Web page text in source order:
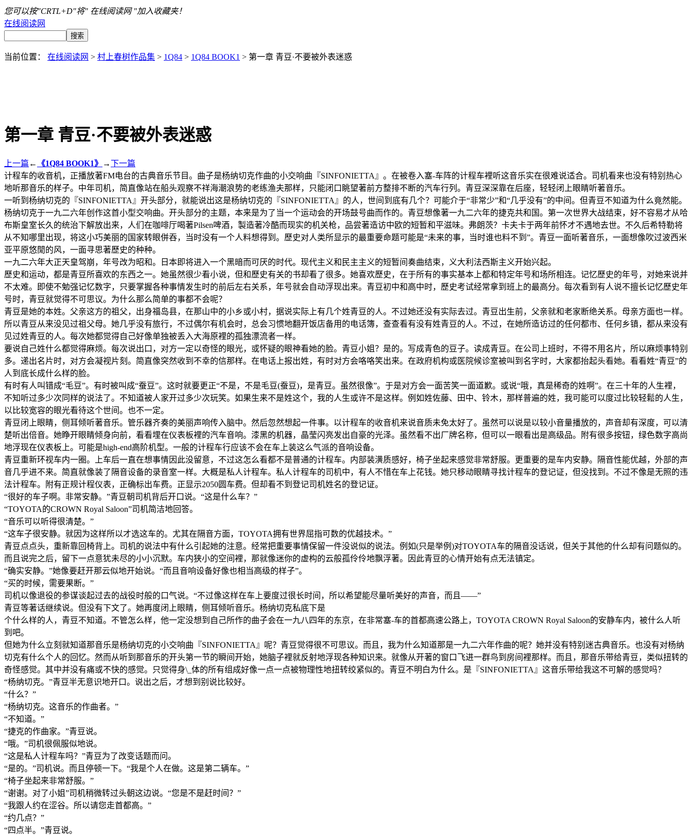
您可以按"CRTL+D"将" 在线阅读网 "加入收藏夹！
在线阅读网
当前位置： 在线阅读网 > 村上春树作品集 > 1Q84 > 1Q84 BOOK1 > 第一章 青豆·不要被外表迷惑
第一章 青豆·不要被外表迷惑
上一篇 ← 《1Q84 BOOK1》 →下一篇
计程车的收音机，正播放著FM电台的古典音乐节目。曲子是杨纳切克作曲的小交响曲『SINFONIETTA』。在被卷入塞-车阵的计程车裡听这音乐实在很难说适合。司机看来也没有特别热心
地听那音乐的样子。中年司机，简直像站在船头观察不祥海潮浪势的老练渔夫那样，只能闭口眺望著前方整排不断的汽车行列。青豆深深靠在后座，轻轻闭上眼睛听著音乐。
一听到杨纳切克的『SINFONIETTA』开头部分，就能说出这是杨纳切克的『SINFONIETTA』的人，世间到底有几个？可能介于“非常少”和“几乎没有”的中间。但青豆不知道为什么竟然能。
杨纳切克于一九二六年创作这首小型交响曲。开头部分的主题，本来是为了当一个运动会的开场鼓号曲而作的。青豆想像著一九二六年的捷克共和国。第一次世界大战结束，好不容易才从哈
布斯皇室长久的统治下解放出来，人们在咖啡厅喝著Pilsen啤酒，製造著冷酷而现实的机关枪，品尝著造访中欧的短暂和平滋味。弗朗茨？卡夫卡于两年前怀才不遇地去世。不久后希特勒将
从不知哪里出现，将这小巧美丽的国家转眼併吞，当时没有一个人料想得到。歷史对人类所显示的最重要命题可能是“未来的事，当时谁也料不到”。青豆一面听著音乐，一面想像吹过波西米
亚平原悠閒的风，一面寻思著歷史的种种。
一九二六年大正天皇驾崩，年号改为昭和。日本即将进入一个黑暗而可厌的时代。现代主义和民主主义的短暂间奏曲结束，义大利法西斯主义开始兴起。
歷史和运动，都是青豆所喜欢的东西之一。她虽然很少看小说，但和歷史有关的书却看了很多。她喜欢歷史，在于所有的事实基本上都和特定年号和场所相连。记忆歷史的年号，对她来说并
不太难。即使不勉强记忆数字，只要掌握各种事情发生时的前后左右关系，年号就会自动浮现出来。青豆初中和高中时，歷史考试经常拿到班上的最高分。每次看到有人说不擅长记忆歷史年
号时，青豆就觉得不可思议。为什么那么简单的事都不会呢？
青豆是她的本姓。父亲这方的祖父，出身福岛县，在那山中的小乡或小村，据说实际上有几个姓青豆的人。不过她还没有实际去过。青豆出生前，父亲就和老家断绝关系。母亲方面也一样。
所以青豆从来没见过祖父母。她几乎没有旅行，不过偶尔有机会时，总会习惯地翻开饭店备用的电话簿，查查看有没有姓青豆的人。不过，在她所造访过的任何都市、任何乡镇，都从来没有
见过姓青豆的人。每次她都觉得自己好像单独被丢入大海原裡的孤独漂流者一样。
要说自己姓什么都觉得麻烦。每次说出口，对方一定以奇怪的眼光，或怀疑的眼神看她的脸。青豆小姐？是的。写成青色的豆子。读成青豆。在公司上班时，不得不用名片，所以麻烦事特别
多。递出名片时，对方会凝视片刻。简直像突然收到不幸的信那样。在电话上报出姓，有时对方会咯咯笑出来。在政府机构或医院候诊室被叫到名字时，大家都抬起头看她。看看姓“青豆”的
人到底长成什么样的脸。
有时有人叫错成“毛豆”。有时被叫成“蚕豆”。这时就要更正“不是，不是毛豆(蚕豆)，是青豆。虽然很像”。于是对方会一面苦笑一面道歉。或说“哦，真是稀奇的姓啊”。在三十年的人生裡，
不知听过多少次同样的说法了。不知道被人家开过多少次玩笑。如果生来不是姓这个，我的人生或许不是这样。例如姓佐藤、田中、铃木，那样普遍的姓，我可能可以度过比较轻鬆的人生，
以比较宽容的眼光看待这个世间。也不一定。
青豆闭上眼睛，侧耳倾听著音乐。管乐器齐奏的美丽声响传入脑中。然后忽然想起一件事。以计程车的收音机来说音质未免太好了。虽然可以说是以较小音量播放的，声音却有深度，可以清
楚听出倍音。她睁开眼睛倾身向前，看看埋在仪表板裡的汽车音响。漆黑的机器，晶莹闪亮发出自豪的光泽。虽然看不出厂牌名称，但可以一眼看出是高级品。附有很多按钮，绿色数字高尚
地浮现在仪表板上。可能是high-end高阶机型。一般的计程车行应该不会在车上装这么气派的音响设备。
青豆重新环视车内一圈。上车后一直在想事情因此没留意，不过这怎么看都不是普通的计程车。内部装潢质感好，椅子坐起来感觉非常舒服。更重要的是车内安静。隔音性能优越，外部的声
音几乎进不来。简直就像装了隔音设备的录音室一样。大概是私人计程车。私人计程车的司机中，有人不惜在车上花钱。她只移动眼睛寻找计程车的登记证，但没找到。不过不像是无照的违
法计程车。附有正规计程仪表，正确标出车费。正显示2050圆车费。但却看不到登记司机姓名的登记证。
“很好的车子啊。非常安静。”青豆朝司机背后开口说。“这是什么车？”
“TOYOTA的CROWN Royal Saloon”司机简洁地回答。
“音乐可以听得很清楚。”
“这车子很安静。就因为这样所以才选这车的。尤其在隔音方面，TOYOTA拥有世界屈指可数的优越技术。”
青豆点点头，重新靠回椅背上。司机的说法中有什么引起她的注意。经常把重要事情保留一件没说似的说法。例如(只是举例)对TOYOTA车的隔音没话说，但关于其他的什么却有问题似的。
而且说完之后，留下一点意犹未尽的小小沉默。车内狭小的空间裡，那就像迷你的虚构的云般孤伶伶地飘浮著。因此青豆的心情开始有点无法镇定。
“确实安静。”她像要赶开那云似地开始说。“而且音响设备好像也相当高级的样子”。
“买的时候，需要果断。”
司机以像退役的参谋谈起过去的战役时般的口气说。“不过像这样在车上要度过很长时间，所以希望能尽量听美好的声音，而且——”
青豆等著话继续说。但没有下文了。她再度闭上眼睛，侧耳倾听音乐。杨纳切克私底下是
个什么样的人，青豆不知道。不管怎么样，他一定没想到自己所作的曲子会在一九八四年的东京，在非常塞-车的首都高速公路上，TOYOTA CROWN Royal Saloon的安静车内，被什么人听
到吧。
但她为什么立刻就知道那音乐是杨纳切克的小交响曲『SINFONIETTA』呢？青豆觉得很不可思议。而且，我为什么知道那是一九二六年作曲的呢？她并没有特别迷古典音乐。也没有对杨纳
切克有什么个人的回忆。然而从听到那音乐的开头第一节的瞬间开始，她脑子裡就反射地浮现各种知识来。就像从开著的窗口飞进一群鸟到房间裡那样。而且，那音乐带给青豆，类似扭转的
奇怪感觉。其中并没有痛或不快的感觉。只觉得身\_体的所有组成好像一点一点被物理性地扭转绞紧似的。青豆不明白为什么。是『SINFONIETTA』这音乐带给我这不可解的感觉吗？
“杨纳切克。”青豆半无意识地开口。说出之后，才想到别说比较好。
“什么？”
“杨纳切克。这音乐的作曲者。”
“不知道。”
“捷克的作曲家。”青豆说。
“哦。”司机很佩服似地说。
“这是私人计程车吗？”青豆为了改变话题而问。
“是的。”司机说。而且停顿一下。“我是个人在做。这是第二辆车。”
“椅子坐起来非常舒服。”
“谢谢。对了小姐”司机稍微转过头朝这边说。“您是不是赶时间？”
“我跟人约在涩谷。所以请您走首都高。”
“约几点？”
“四点半。”青豆说。